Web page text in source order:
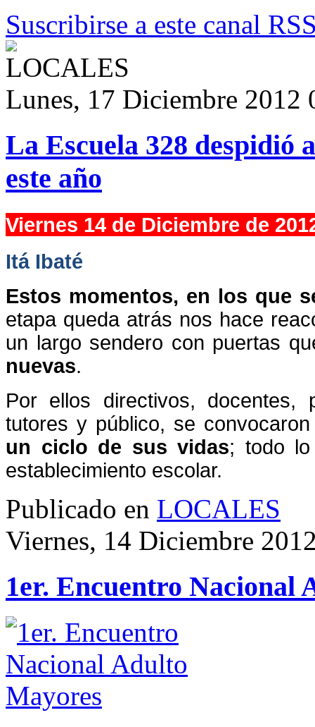
Suscribirse a este canal
Lunes, 17 Diciembre 2012
La Escuela 328 despidió
este año
Viernes 14 de Diciembre de
Itá Ibaté
Estos momentos, en los que
etapa queda atrás nos hace
un largo sendero con puertas
nuevas.
Por ellos directivos, docentes,
tutores y público, se
un ciclo de sus vidas; todo
establecimiento escolar.
Publicado en LOCALES
Viernes, 14 Diciembre
1er. Encuentro Nacional